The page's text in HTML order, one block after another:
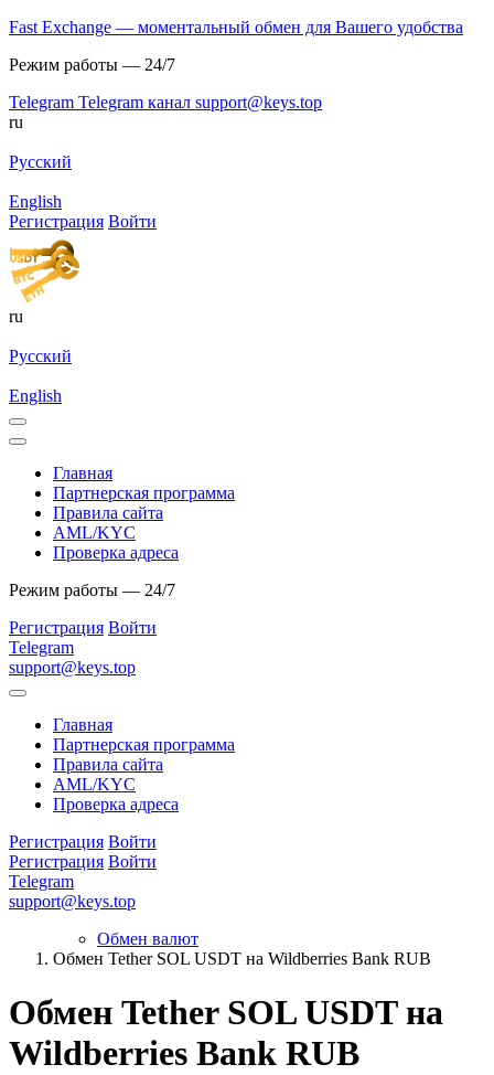
Fast Exchange — моментальный обмен для Вашего удобства
Режим работы — 24/7
Telegram Telegram канал support@keys.top
ru
Русский
English
Регистрация Войти
ru
Русский
English
Главная
Партнерская программа
Правила сайта
AML/KYC
Проверка адреса
Режим работы — 24/7
Регистрация Войти
Telegram
support@keys.top
Главная
Партнерская программа
Правила сайта
AML/KYC
Проверка адреса
Регистрация Войти
Регистрация Войти
Telegram
support@keys.top
Обмен валют
Обмен Tether SOL USDT на Wildberries Bank RUB
Обмен Tether SOL USDT на
Wildberries Bank RUB